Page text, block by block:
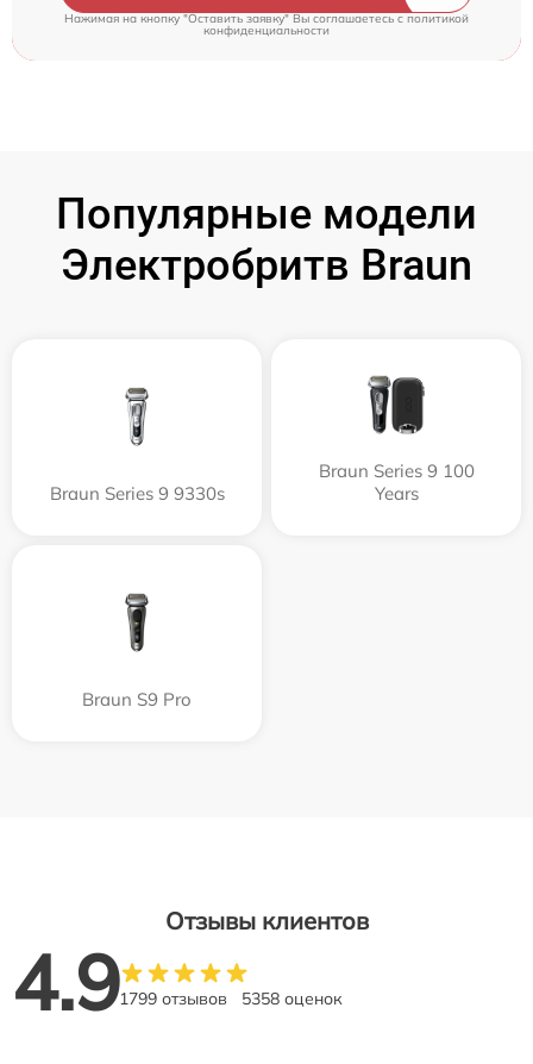
Нажимая на кнопку "Оставить заявку" Вы соглашаетесь cполитикой
конфиденциальности
Популярные модели
Электробритв Braun
Braun Series 9 9330s
Braun Series 9 100
Years
Braun S9 Pro
Отзывы клиентов
4.91799 отзывов 5358 оценок